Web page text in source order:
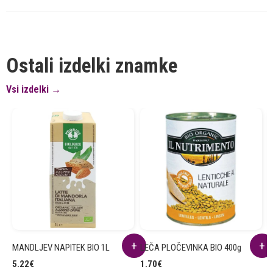
Ostali izdelki znamke
Vsi izdelki →
MANDLJEV NAPITEK BIO 1L
5.22€
LEČA PLOČEVINKA BIO 400g
1.70€